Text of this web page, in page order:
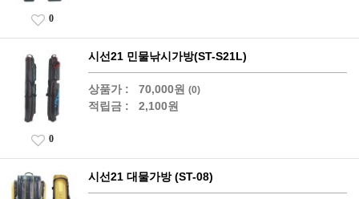
0
시선21 민물낚시가방(ST-S21L)
상품가 : 70,000원 (0)
적립금 : 2,100원
0
시선21 대물가방 (ST-08)